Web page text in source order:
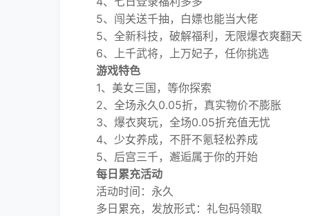
5、闯关送千抽，白嫖也能当大佬
5、全新科技，破解福利，无限爆衣爽翻天
6、上千武将，上万妃子，任你挑选
游戏特色
1、美女三国，等你探索
2、全场永久0.05折，真实物价不膨胀
3、爆衣爽玩，全场0.05折充值无忧
4、少女养成，不肝不氪轻松养成
5、后宫三千，邂逅属于你的开始
每日累充活动
活动时间：永久
多日累充，发放形式：礼包码领取